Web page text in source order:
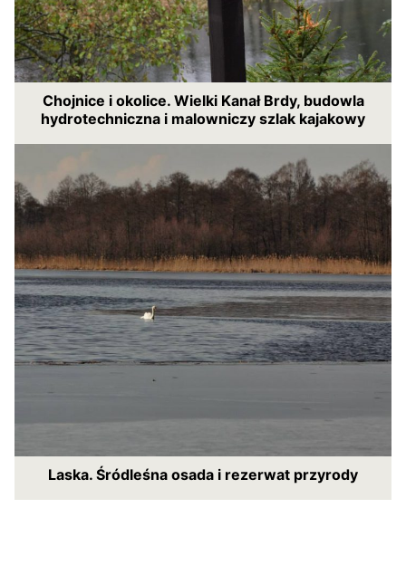
Chojnice i okolice. Wielki Kanał Brdy, budowla
hydrotechniczna i malowniczy szlak kajakowy
Laska. Śródleśna osada i rezerwat przyrody